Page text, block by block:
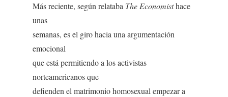
Más reciente, según relataba The Economisthace
unas
semanas, es el giro hacia una argumentación
emocional
que está permitiendo a los activistas
norteamericanos que
defienden el matrimonio homosexual empezar a